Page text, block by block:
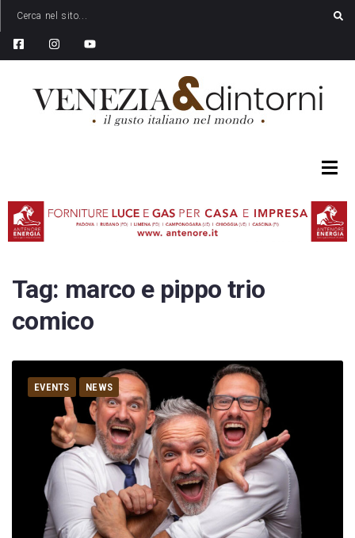
Tag: marco e pippo trio
comico
EVENTS NEWS